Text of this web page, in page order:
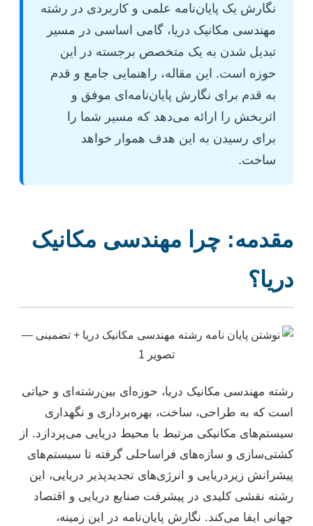
نگارش یک پایان‌نامه علمی و کاربردی در رشته
مهندسی مکانیک دریا، گامی اساسی در مسیر
تبدیل شدن به یک متخصص برجسته در این
حوزه است. این مقاله، راهنمایی جامع و قدم
به قدم برای نگارش پایان‌نامه‌ای موفق و
اثربخش را ارائه می‌دهد که مسیر شما را
برای رسیدن به این هدف هموار خواهد
ساخت.
مقدمه: چرا مهندسی مکانیک
دریا؟
رشته مهندسی مکانیک دریا، حوزه‌ای بین‌رشته‌ای و حیاتی
است که به طراحی، ساخت، بهره‌برداری و نگهداری
سیستم‌های مکانیکی مرتبط با محیط دریایی می‌پردازد. از
کشتی‌سازی و سازه‌های فراساحلی گرفته تا سیستم‌های
پیشرانش زیردریایی و انرژی‌های تجدیدپذیر دریایی، این
رشته نقشی کلیدی در پیشرفت صنایع دریایی و اقتصاد
جهانی ایفا می‌کند. نگارش پایان‌نامه در این زمینه،